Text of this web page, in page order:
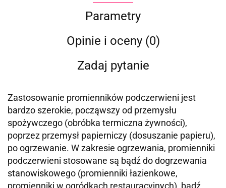
Parametry
Opinie i oceny (0)
Zadaj pytanie
Zastosowanie promienników podczerwieni jest
bardzo szerokie, począwszy od przemysłu
spożywczego (obróbka termiczna żywności),
poprzez przemysł papierniczy (dosuszanie papieru),
po ogrzewanie. W zakresie ogrzewania, promienniki
podczerwieni stosowane są bądź do dogrzewania
stanowiskowego (promienniki łazienkowe,
promienniki w ogródkach restauracyjnych), bądź